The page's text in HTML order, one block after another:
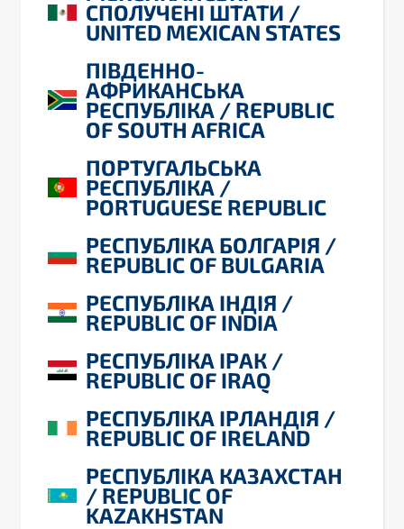
СПОЛУЧЕНІ ШТАТИ /
UNITED MEXICAN STATES
ПІВДЕННО-
АФРИКАНСЬКА
РЕСПУБЛІКА / REPUBLIC
OF SOUTH AFRICA
ПОРТУГАЛЬСЬКА
РЕСПУБЛІКА /
PORTUGUESE REPUBLIC
РЕСПУБЛІКА БОЛГАРІЯ /
REPUBLIC OF BULGARIA
РЕСПУБЛІКА ІНДІЯ /
REPUBLIC OF INDIA
РЕСПУБЛІКА ІРАК /
REPUBLIC OF IRAQ
РЕСПУБЛІКА ІРЛАНДІЯ /
REPUBLIC OF IRELAND
РЕСПУБЛІКА КАЗАХСТАН
/ REPUBLIC OF
KAZAKHSTAN